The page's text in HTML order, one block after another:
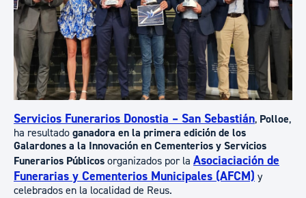
Servicios Funerarios Donostia – San Sebastián, Polloe,
ha resultado ganadora en la primera edición de los
Galardones a la Innovación en Cementerios y Servicios
Funerarios Públicos organizados por la Asociaciación de
Funerarias y Cementerios Municipales (AFCM) y
celebrados en la localidad de Reus.